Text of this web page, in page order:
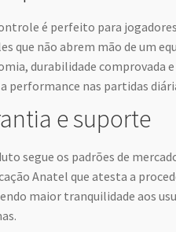
é perfeito para
que não abrem mão de um
durabilidade comprovada
performance nas partidas
e suporte
segue os padrões de
Anatel que atesta a
maior tranquilidade aos